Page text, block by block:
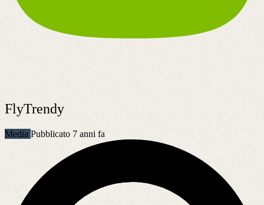
FlyTrendy
Media Pubblicato 7 anni fa